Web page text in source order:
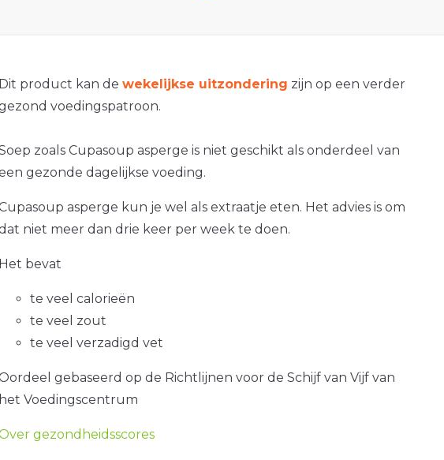
Dit product kan de wekelijkse uitzondering zijn op een verder
voedingspatroon.
zoals Cupasoup asperge is niet geschikt als onderdeel van
gezonde dagelijkse voeding.
asperge kun je wel als extraatje eten. Het advies is om
niet meer dan drie keer per week te doen.
Het bevat
te veel calorieën
te veel zout
te veel verzadigd vet
gebaseerd op de Richtlijnen voor de Schijf van Vijf van
het Voedingscentrum
gezondheidsscores